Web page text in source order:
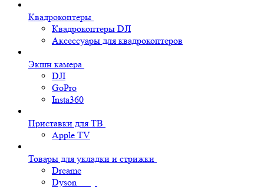
Квадрокоптеры
Квадрокоптеры DJI
Аксессуары для квадрокоптеров
Экшн камера
DJI
GoPro
Insta360
Приставки для ТВ
Apple TV
Товары для укладки и стрижки
Dreame
Dyson